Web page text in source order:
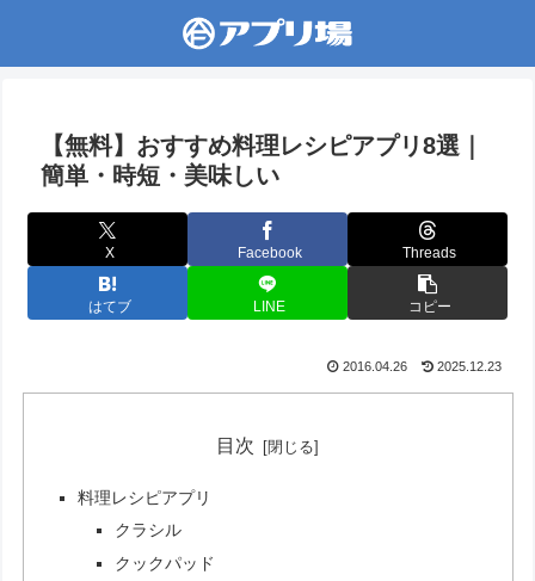
【無料】おすすめ料理レシピアプリ8選｜
簡単・時短・美味しい
X Facebook Threads
はてブ LINE コピー
2016.04.26 2025.12.23
目次
料理レシピアプリ
クラシル
クックパッド